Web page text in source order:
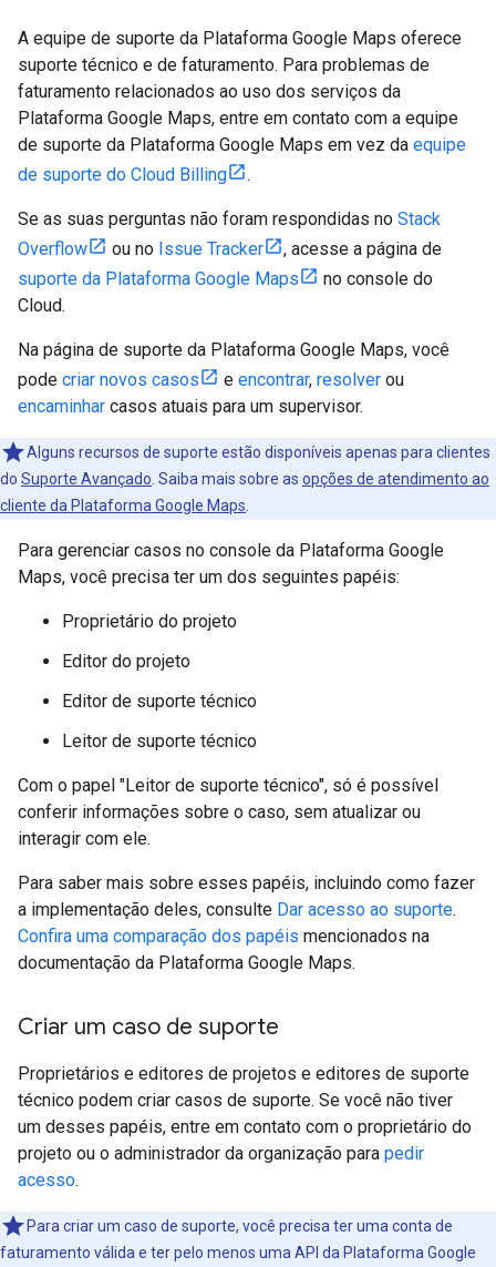
A equipe de suporte da Plataforma Google Maps oferece
suporte técnico e de faturamento. Para problemas de
faturamento relacionados ao uso dos serviços da
Plataforma Google Maps, entre em contato com a equipe
de suporte da Plataforma Google Maps em vez da equipe
de suporte do Cloud Billing
.
Se as suas perguntas não foram respondidas no Stack
Overflow
ou no Issue Tracker
, acesse a página de
suporte da Plataforma Google Maps
no console do
Cloud.
Na página de suporte da Plataforma Google Maps, você
pode criar novos casos e encontrar, resolver ou
encaminhar casos atuais para um supervisor.
Alguns recursos de suporte estão disponíveis apenas para clientes
do Suporte Avançado . Saiba mais sobre as opções de atendimento ao
cliente da Plataforma Google Maps
Para gerenciar casos no console da Plataforma Google
Maps, você precisa ter um dos seguintes papéis:
Proprietário do projeto
Editor do projeto
Editor de suporte técnico
Leitor de suporte técnico
Com o papel "Leitor de suporte técnico", só é possível
conferir informações sobre o caso, sem atualizar ou
interagir com ele.
Para saber mais sobre esses papéis, incluindo como fazer
a implementação deles, consulte Dar acesso ao suporte.
Confira uma comparação dos papéis mencionados na
documentação da Plataforma Google Maps.
Criar um caso de suporte
Proprietários e editores de projetos e editores de suporte
técnico podem criar casos de suporte. Se você não tiver
um desses papéis, entre em contato com o proprietário do
projeto ou o administrador da organização para pedir
acesso.
Para criar um caso de suporte, você precisa ter uma conta de
faturamento válida e ter pelo menos uma API da Plataforma Google